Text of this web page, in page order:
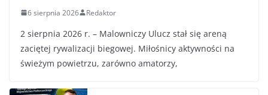
6 sierpnia 2026 Redaktor
2 sierpnia 2026 r. – Malowniczy Ulucz stał się areną
zaciętej rywalizacji biegowej. Miłośnicy aktywności na
świeżym powietrzu, zarówno amatorzy,